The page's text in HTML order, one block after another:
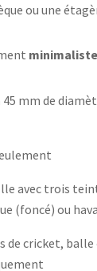
ou une
45 mm de
avec trois
(foncé) ou
de cricket,